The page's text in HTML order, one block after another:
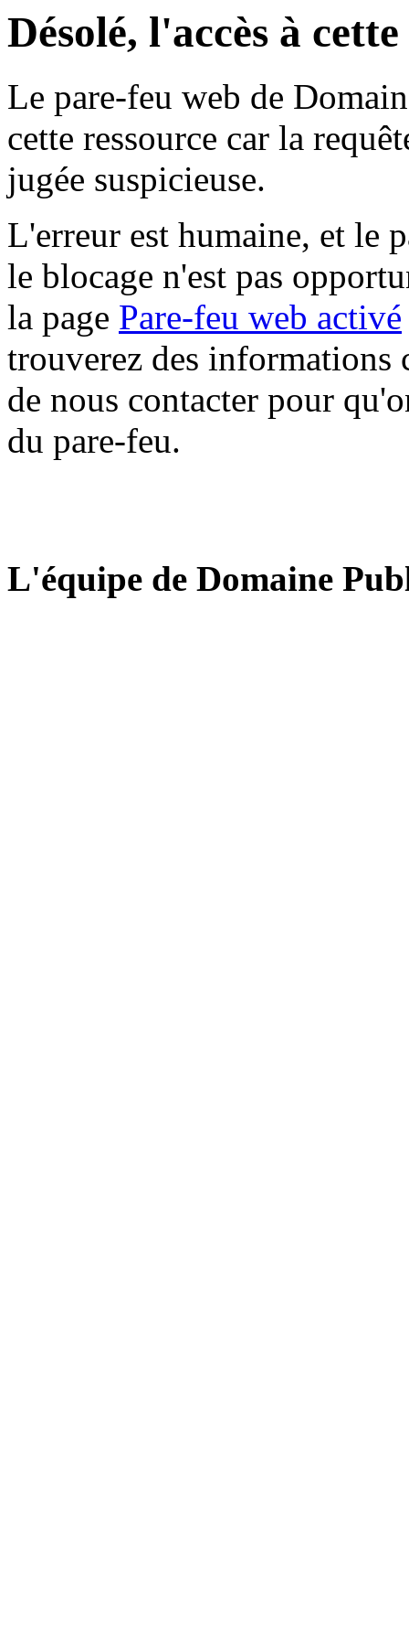
Désolé, l'accès à
Le pare-feu web de
cette ressource car la
jugée suspicieuse.
L'erreur est humaine, et le
le blocage n'est pas
la page Pare-feu web activé
trouverez des informations
de nous contacter pour
du pare-feu.
L'équipe de Domaine